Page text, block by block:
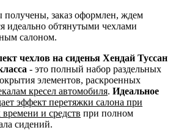
получены, заказ оформлен, ждем
идеально обтянутыми чехлами
салоном.
чехлов на сиденья Хендай Туссан
- это полный набор раздельных
элементов, раскроенных
кресел автомобиля. Идеальное
эффект перетяжки салона при
и средств при полном
сидений.